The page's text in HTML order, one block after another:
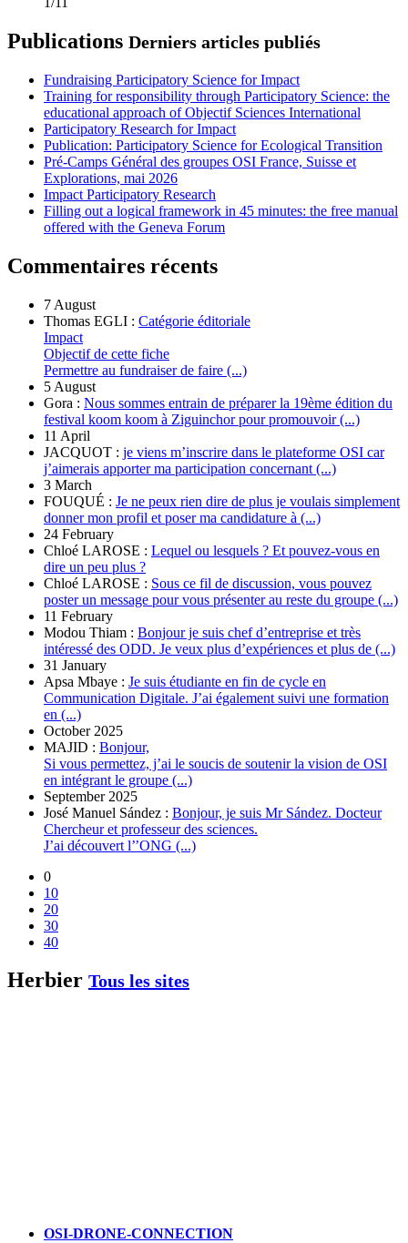
Publications Derniers articles publiés
Fundraising Participatory Science for Impact
Training for responsibility through Participatory Science: the
educational approach of Objectif Sciences International
Participatory Research for Impact
Publication: Participatory Science for Ecological Transition
Pré-Camps Général des groupes OSI France, Suisse et
Explorations, mai 2026
Impact Participatory Research
Filling out a logical framework in 45 minutes: the free manual
offered with the Geneva Forum
Commentaires récents
7 August
Thomas EGLI : Catégorie éditoriale
Impact
Objectif de cette fiche
Permettre au fundraiser de faire (...)
5 August
Gora : Nous sommes entrain de préparer la 19ème édition du
festival koom koom à Ziguinchor pour promouvoir (...)
11 April
JACQUOT : je viens m’inscrire dans le plateforme OSI car
j’aimerais apporter ma participation concernant (...)
3 March
FOUQUÉ : Je ne peux rien dire de plus je voulais simplement
donner mon profil et poser ma candidature à (...)
24 February
Chloé LAROSE : Lequel ou lesquels ? Et pouvez-vous en
dire un peu plus ?
Chloé LAROSE : Sous ce fil de discussion, vous pouvez
poster un message pour vous présenter au reste du groupe (...)
11 February
Modou Thiam : Bonjour je suis chef d’entreprise et très
intéressé des ODD. Je veux plus d’expériences et plus de (...)
31 January
Apsa Mbaye : Je suis étudiante en fin de cycle en
Communication Digitale. J’ai également suivi une formation
en (...)
October 2025
MAJID : Bonjour,
Si vous permettez, j’ai le soucis de soutenir la vision de OSI
en intégrant le groupe (...)
September 2025
José Manuel Sández : Bonjour, je suis Mr Sández. Docteur
Chercheur et professeur des sciences.
J’ai découvert l’’ONG (...)
0
10
20
30
40
Herbier Tous les sites
OSI-DRONE-CONNECTION